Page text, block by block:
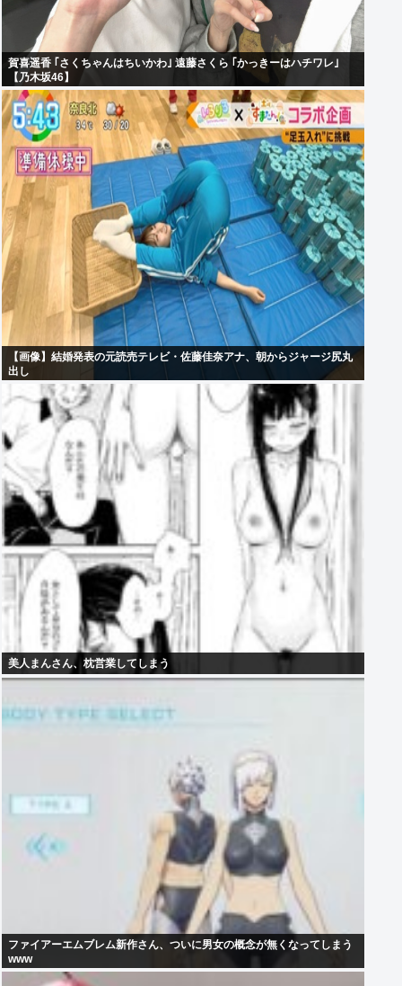
賀喜遥香 ｢さくちゃんはちいかわ｣ 遠藤さくら ｢かっきーはハチワレ｣
【乃木坂46】
【画像】結婚発表の元読売テレビ・佐藤佳奈アナ、朝からジャージ尻丸
出し
美人まんさん、枕営業してしまう
ファイアーエムブレム新作さん、ついに男女の概念が無くなってしまう
www